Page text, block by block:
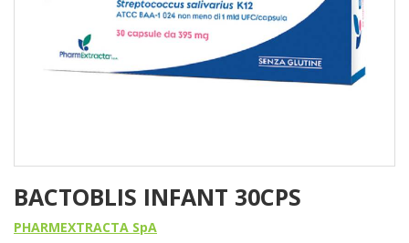
BACTOBLIS INFANT 30CPS
PHARMEXTRACTA SpA